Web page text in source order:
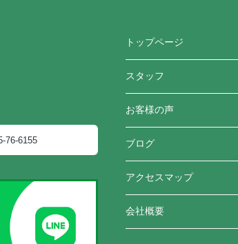
76-6155
トップページ
スタッフ
お客様の声
ブログ
アクセスマップ
会社概要